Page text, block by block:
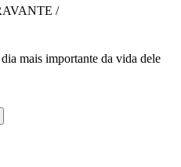
/
mais importante da vida dele